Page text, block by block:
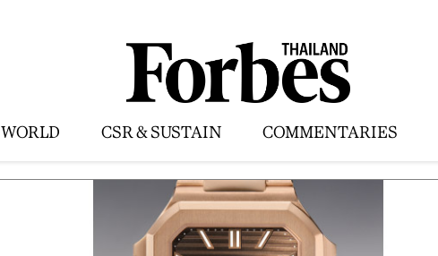
WORLD CSR & SUSTAIN COMMENTARIES